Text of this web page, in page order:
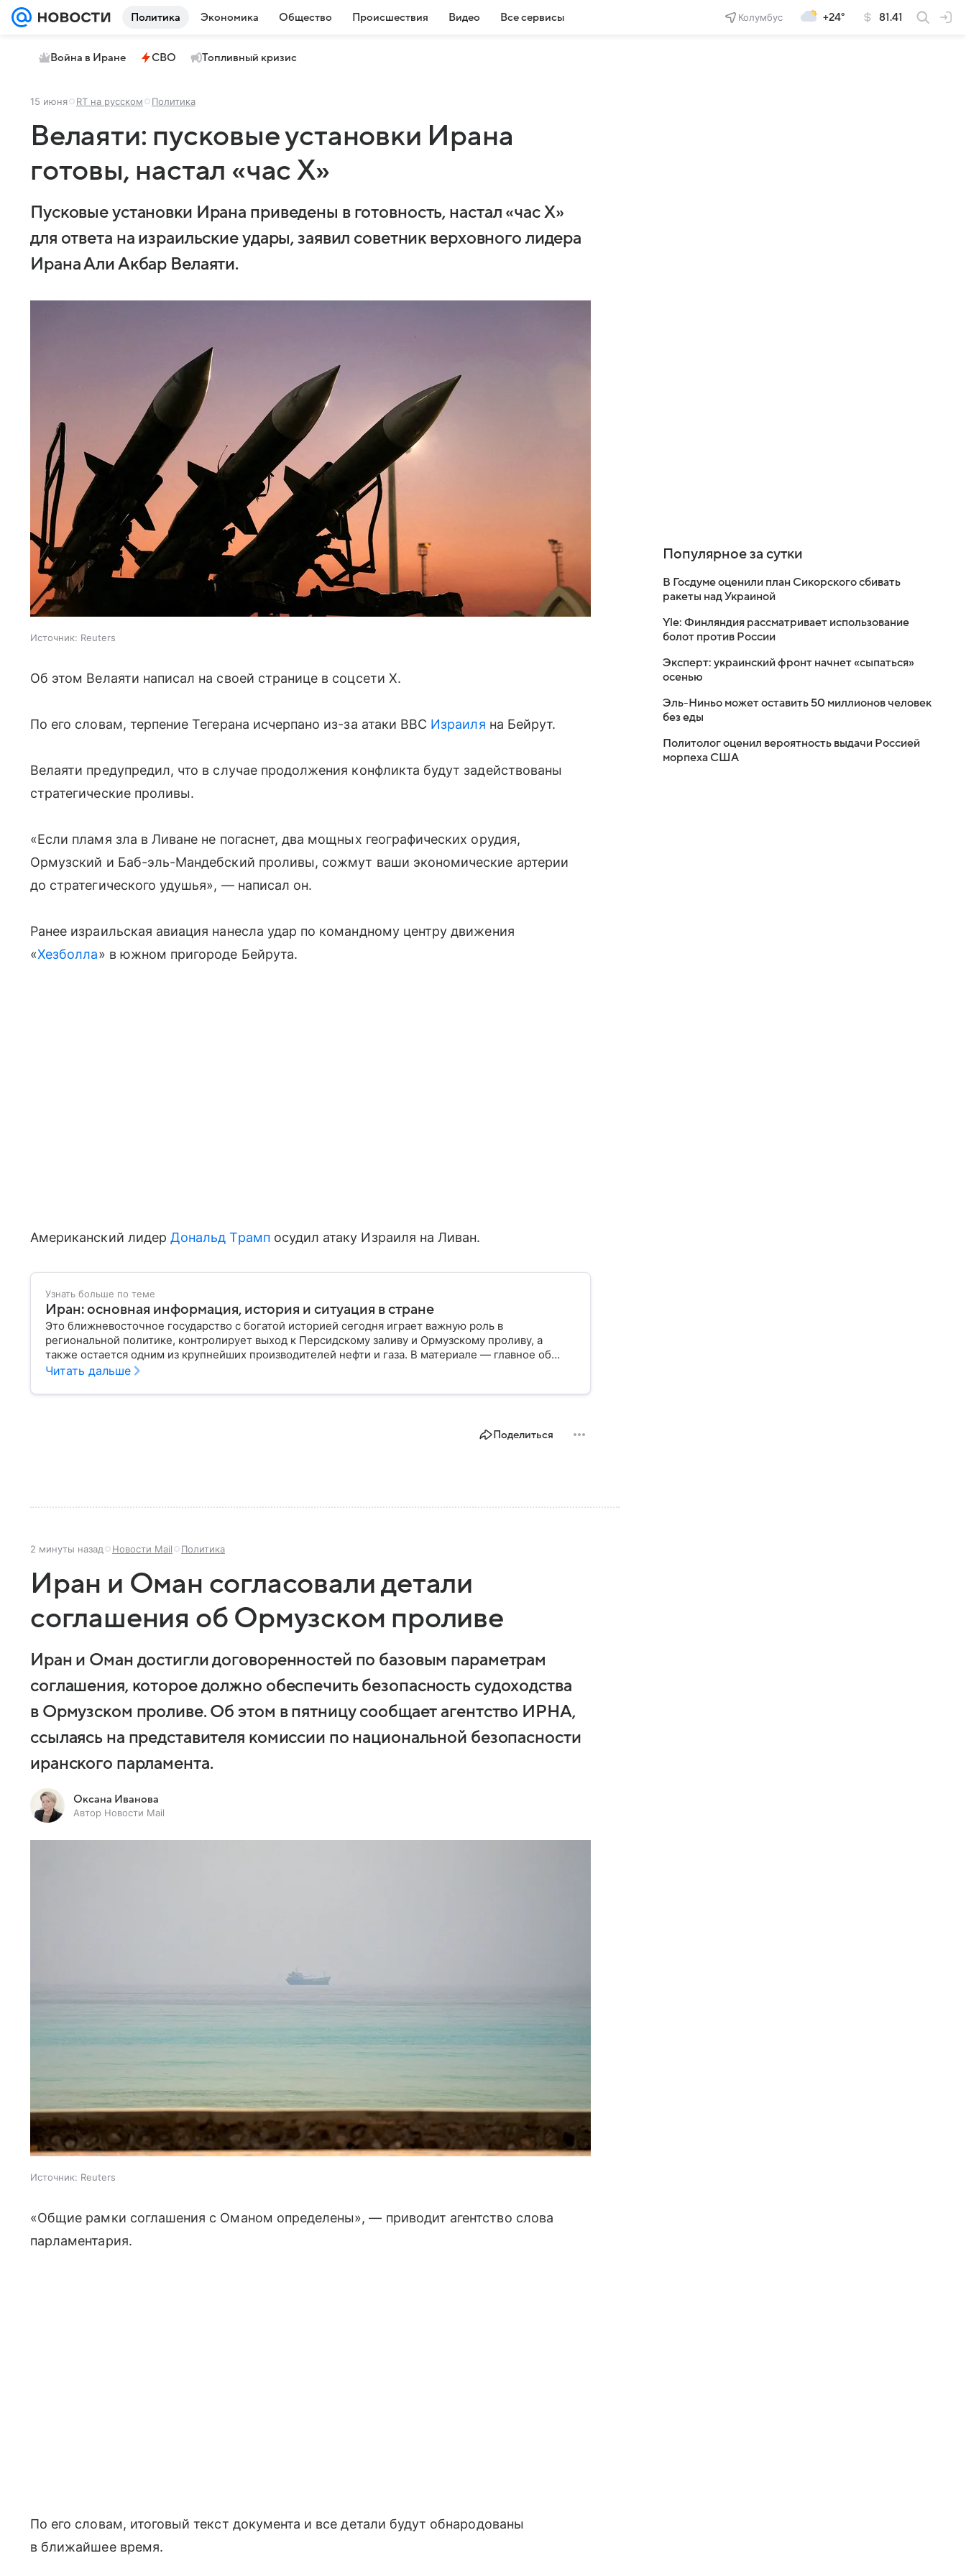
Политика Экономика Общество Происшествия Видео Все сервисы Колумбус +24° 81.41
Война в Иране СВО Топливный кризис
15 июня RT на русском Политика
Велаяти: пусковые установки Ирана
готовы, настал «час X»
Пусковые установки Ирана приведены в готовность, настал «час X»
для ответа на израильские удары, заявил советник верховного лидера
Ирана Али Акбар Велаяти.
Источник: Reuters
Об этом Велаяти написал на своей странице в соцсети X.
По его словам, терпение Тегерана исчерпано из-за атаки ВВС Израиля на Бейрут.
Велаяти предупредил, что в случае продолжения конфликта будут задействованы
стратегические проливы.
«Если пламя зла в Ливане не погаснет, два мощных географических орудия,
Ормузский и Баб-эль-Мандебский проливы, сожмут ваши экономические артерии
до стратегического удушья», — написал он.
Ранее израильская авиация нанесла удар по командному центру движения
«Хезболла» в южном пригороде Бейрута.
Американский лидерДональд Трамп осудил атаку Израиля на Ливан.
Узнать больше по теме
Иран: основная информация, история и ситуация в стране
Это ближневосточное государство с богатой историей сегодня играет важную роль в
региональной политике, контролирует выход к Персидскому заливу и Ормузскому проливу, а
также остается одним из крупнейших производителей нефти и газа. В материале — главное об
Иране.
Читать дальше
Поделиться
2 минуты назад Новости Mail Политика
Иран и Оман согласовали детали
соглашения об Ормузском проливе
Иран и Оман достигли договоренностей по базовым параметрам
соглашения, которое должно обеспечить безопасность судоходства
в Ормузском проливе. Об этом в пятницу сообщает агентство ИРНА,
ссылаясь на представителя комиссии по национальной безопасности
иранского парламента.
Оксана Иванова
Автор Новости Mail
Источник: Reuters
«Общие рамки соглашения с Оманом определены», — приводит агентство слова
парламентария.
По его словам, итоговый текст документа и все детали будут обнародованы
в ближайшее время.
Популярное за сутки
В Госдуме оценили план Сикорского сбивать
ракеты над Украиной
Yle: Финляндия рассматривает использование
болот против России
Эксперт: украинский фронт начнет «сыпаться»
осенью
Эль-Ниньо может оставить 50 миллионов человек
без еды
Политолог оценил вероятность выдачи Россией
морпеха США